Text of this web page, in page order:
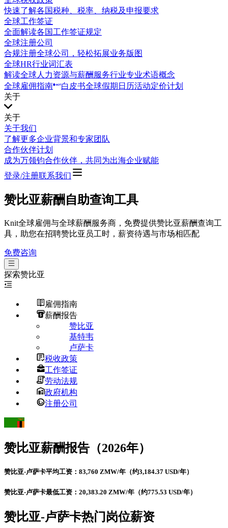
快速了解各国税种、税率、纳税及申报要求
全球工作签证
全面解读各国工作签证规定
全球注册公司
合规注册全球公司，轻松拓展业务版图
全球HR行业词汇表
解读全球人力资源与薪酬服务行业专业术语概念
全球雇佣指南
白皮书全球假期日历活动定价计划
关于
关于
关于我们
了解更多企业背景和专家团队
合作伙伴计划
成为万领钧合作伙伴，共同为出海企业赋能
登录/注册联系我们
赞比亚薪酬自助查询工具
Knit全球雇佣与全球薪酬服务商，免费提供赞比亚薪酬查询工
具，助您在招聘赞比亚员工时，薪资待遇与市场相匹配
免费咨询
探索赞比亚
雇佣指南
薪酬报告
赞比亚
基特韦
卢萨卡
税收政策
工作签证
劳动法规
政府机构
注册公司
赞比亚薪酬报告（2026年）
赞比亚-卢萨卡平均工资：83,760 ZMW/年（约3,184.37 USD/年）
赞比亚-卢萨卡最低工资：20,383.20 ZMW/年（约775.53 USD/年）
赞比亚-卢萨卡热门岗位薪资